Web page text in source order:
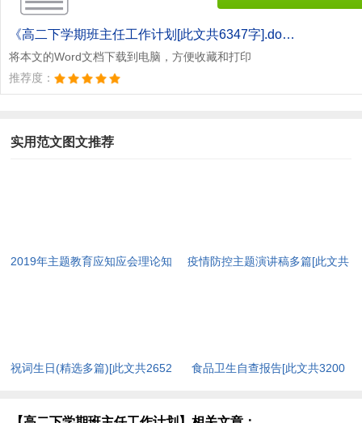
《高二下学期班主任工作计划[此文共6347字].doc》
将本文的Word文档下载到电脑，方便收藏和打印
推荐度：
实用范文图文推荐
2019年主题教育应知应会理论知
疫情防控主题演讲稿多篇[此文共
祝词生日(精选多篇)[此文共2652
食品卫生自查报告[此文共3200